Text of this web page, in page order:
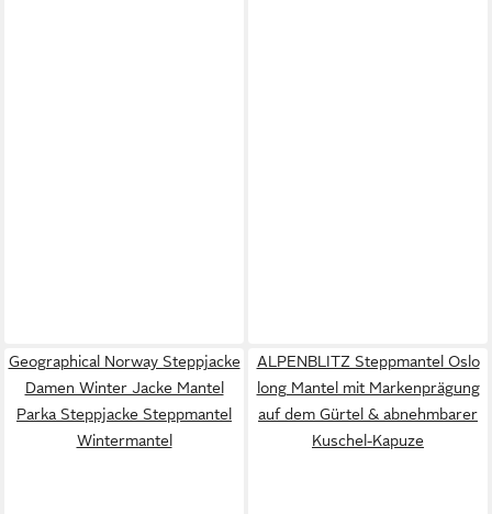
Geographical Norway Steppjacke
Damen Winter Jacke Mantel
Parka Steppjacke Steppmantel
Wintermantel
ALPENBLITZ Steppmantel Oslo
long Mantel mit Markenprägung
auf dem Gürtel & abnehmbarer
Kuschel-Kapuze